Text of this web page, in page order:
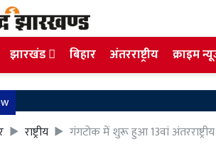
झारखंड बिहार अंतरराष्ट्रीय क्राइम
राष्ट्रीय गंगटोक में शुरू हुआ 13वां